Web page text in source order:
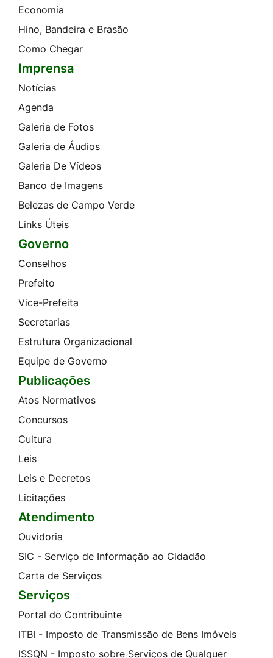
Economia
Hino, Bandeira e Brasão
Como Chegar
Imprensa
Notícias
Agenda
Galeria de Fotos
Galeria de Áudios
Galeria De Vídeos
Banco de Imagens
Belezas de Campo Verde
Links Úteis
Governo
Conselhos
Prefeito
Vice-Prefeita
Secretarias
Estrutura Organizacional
Equipe de Governo
Publicações
Atos Normativos
Concursos
Cultura
Leis
Leis e Decretos
Licitações
Atendimento
Ouvidoria
SIC - Serviço de Informação ao Cidadão
Carta de Serviços
Serviços
Portal do Contribuinte
ITBI - Imposto de Transmissão de Bens Imóveis
ISSQN - Imposto sobre Serviços de Qualquer